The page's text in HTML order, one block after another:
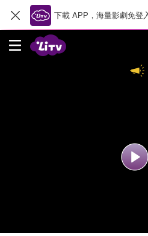
下載 APP，海量影劇免登